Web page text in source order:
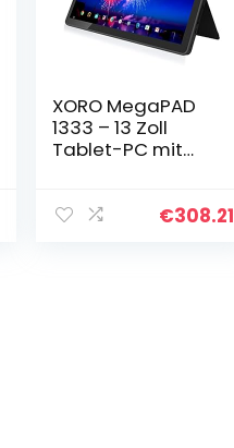
XORO MegaPAD
1333 – 13 Zoll
Tablet-PC mit
RAM, 32GB Flash,
€308.21